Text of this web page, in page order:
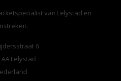
van Lelystad en
6
AA Lelystad